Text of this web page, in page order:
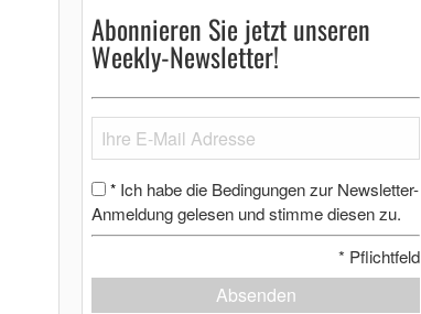
Abonnieren Sie jetzt unseren
Weekly-Newsletter!
* Ich habe die Bedingungen zur Newsletter-
Anmeldung gelesen und stimme diesen zu.
* Pflichtfeld
Absenden